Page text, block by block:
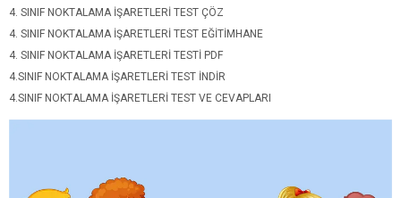
4. SINIF NOKTALAMA IŞARETLERI TEST ÇÖZ
4. SINIF NOKTALAMA IŞARETLERI TEST EĞITIMHANE
4. SINIF NOKTALAMA IŞARETLERI TESTI PDF
4.SINIF NOKTALAMA IŞARETLERI TEST INDIR
4.SINIF NOKTALAMA IŞARETLERI TEST VE CEVAPLARI